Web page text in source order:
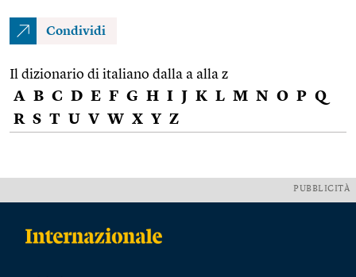
Condividi
Il dizionario di italiano dalla a alla z
A B C D E F G H I J K L M N O P Q
R S T U V W X Y Z
PUBBLICITÀ